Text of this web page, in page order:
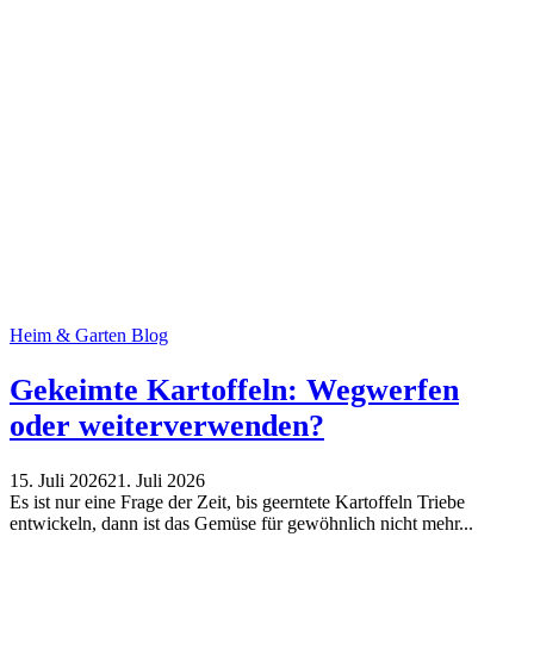
Heim & Garten Blog
Gekeimte Kartoffeln: Wegwerfen
oder weiterverwenden?
15. Juli 202621. Juli 2026
Es ist nur eine Frage der Zeit, bis geerntete Kartoffeln Triebe
entwickeln, dann ist das Gemüse für gewöhnlich nicht mehr...